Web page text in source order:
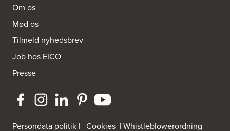
Aubo Køkken & Bad Horsens
Løvenørnsgade 12
8700 Horsens
Tel.: 21695061
http://www.aubo.dk
Aubo Køkken & Bad Kalundborg
Tel.:59511842
http://www.aubo.dk
Om os
Mød os
Tilmeld nyhedsbrev
Job hos EICO
Presse
Persondata politik | Cookies |Whistleblowerordning